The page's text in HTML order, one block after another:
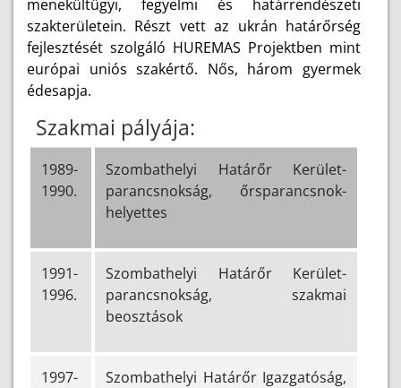
menekültügyi, fegyelmi és határrendészeti
szakterületein. Részt vett az ukrán határőrség
fejlesztését szolgáló HUREMAS Projektben mint
európai uniós szakértő. Nős, három gyermek
édesapja.
Szakmai pályája:
1989-
1990.
Szombathelyi Határőr Kerület-
parancsnokság, őrsparancsnok-
helyettes
1991-
1996.
Szombathelyi Határőr Kerület-
parancsnokság, szakmai
beosztások
1997-
Szombathelyi Határőr Igazgatóság,